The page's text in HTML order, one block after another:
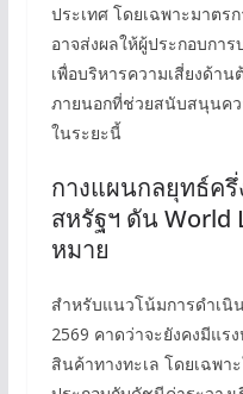
ประเทศ โดยเฉพาะมาตร
อาจส่งผลให้ผู้ประกอบกา
เพื่อบริหารความเสี่ยงด้า
ภายนอกที่ช่วยสนับสนุนค
ในระยะนี้
กางแผนกลยุทธ์ครึ่
สหรัฐฯ ดัน World
หมาย
สำหรับแนวโน้มการดำเนิ
2569 คาดว่าจะยังคงมีแ
สินค้าทางทะเล โดยเฉพา